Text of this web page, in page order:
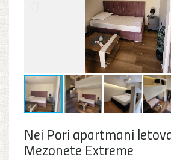
Nei Pori apartmani
Mezonete Extreme